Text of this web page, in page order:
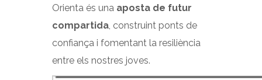
Orienta és una aposta de futur
compartida, construint ponts de
confiança i fomentant la resiliència
entre els nostres joves.